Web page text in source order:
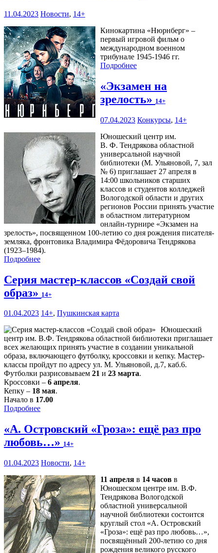
11.04.2023 Новости, 14+
Кинокартина «Нюрнберг» –
первый игровой фильм о
международном военном
трибунале 1945-1946 гг.
Подробнее
«Экзамен на
зрелость» 14+
07.04.2023 Конкурсы, 14+
Юношеский центр им.
В. Ф. Тендрякова областной
универсальной научной
библиотеки (М. Ульяновой, 7, зал
№ 6) приглашает 27 апреля в
14:00 школьников старших
классов и студентов колледжей
Вологодской области и других
регионов России принять участие
в областном литературном
онлайн-турнире «Экзамен на
зрелость», посвященном 100-летию со дня рождения писателя-
земляка, фронтовика Владимира Фёдоровича Тендрякова
(1923–1984).
Подробнее
Серия мастер-классов «Создай свой
образ» 14+
01.04.2023 14+, Пушкинская карта
Юношеский
центр им. В.Ф. Тендрякова областной библиотеки приглашает
всех желающих принять участие в создании уникальной
образа, включающего футболку, кроссовки и кепку. Мастер-
классы пройдут по адресу ул. М. Ульяновой, д.7, каб.6.
Футболки разрисовываем 21 и 23 марта.
Кроссовки – 6 апреля.
Кепку – 18 мая.
Начало в 17.00
Подробнее
«А. Островский «Гроза»: ещё раз про
любовь…» 14+
01.04.2023 Новости, 14+
11 апреля в 14 часов в
Юношеском центре им. В.Ф.
Тендрякова Вологодской
областной универсальной
научной библиотеки состоится
круглый стол «А. Островский
«Гроза»: ещё раз про любовь…»,
посвящённый 200-летию со дня
рождения великого русского